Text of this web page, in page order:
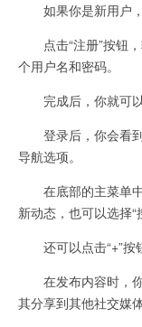
如果你是新用户，
点击“注册”按钮，
个用户名和密码。
完成后，你就可以
登录后，你会看到
导航选项。
在底部的主菜单中
新动态，也可以选择“
还可以点击“+”按
在发布内容时，你
其分享到其他社交媒